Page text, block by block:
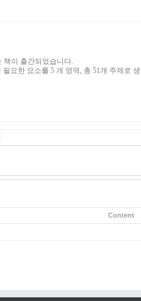
책이 출간되었습니다.
요한 요소를 5 개 영역, 총 51개 주제로
Content